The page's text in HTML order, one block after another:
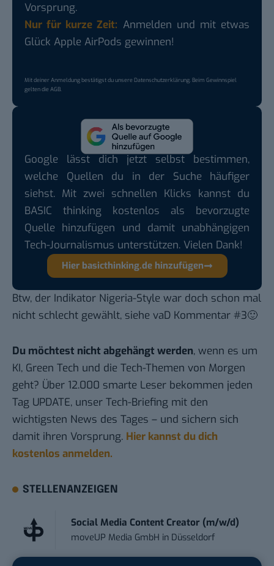
Vorsprung.
Nur für kurze Zeit: Anmelden und mit etwas
Glück Apple AirPods gewinnen!
Mit deiner Anmeldung bestätigst du unsere Datenschutzerklärung. Beim Gewinnspiel
gelten dieAGB.
Google lässt dich jetzt selbst bestimmen,
welche Quellen du in der Suche häufiger
siehst. Mit zwei schnellen Klicks kannst du
BASIC thinking kostenlos als bevorzugte
Quelle hinzufügen und damit unabhängigen
Tech-Journalismus unterstützen. Vielen Dank!
Hier basicthinking.de hinzufügen
Btw, der Indikator Nigeria-Style war doch schon mal
nicht schlecht gewählt, siehe vaD Kommentar #3🙂
Du möchtest nicht abgehängt werden, wenn es um
KI, Green Tech und die Tech-Themen von Morgen
geht? Über 12.000 smarte Leser bekommen jeden
Tag UPDATE, unser Tech-Briefing mit den
wichtigsten News des Tages – und sichern sich
damit ihren Vorsprung. Hier kannst du dich
kostenlos anmelden.
STELLENANZEIGEN
Social Media Content Creator (m/w/d)
moveUP Media GmbH in Düsseldorf